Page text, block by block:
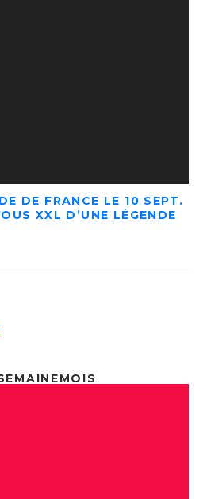
DE FRANCE LE 10 SEPT.
XXL D’UNE LÉGENDE
MOIS